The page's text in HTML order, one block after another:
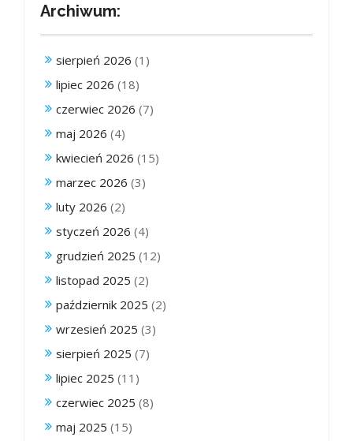
Archiwum:
sierpień 2026 (1)
lipiec 2026 (18)
czerwiec 2026 (7)
maj 2026 (4)
kwiecień 2026 (15)
marzec 2026 (3)
luty 2026 (2)
styczeń 2026 (4)
grudzień 2025 (12)
listopad 2025 (2)
październik 2025 (2)
wrzesień 2025 (3)
sierpień 2025 (7)
lipiec 2025 (11)
czerwiec 2025 (8)
maj 2025 (15)